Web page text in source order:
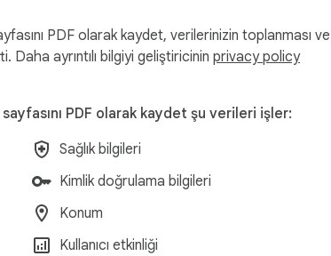
ads, popups, or clutter
(no navigation, no noise)
appear in your PDF
PDF olarak kaydet, verilerinizin toplanması ve
Daha ayrıntılı bilgiyi geliştiricinin privacy policy
PDF olarak kaydet şu verileri işler:
Sağlık bilgileri
Kimlik doğrulama bilgileri
Konum
Kullanıcı etkinliği